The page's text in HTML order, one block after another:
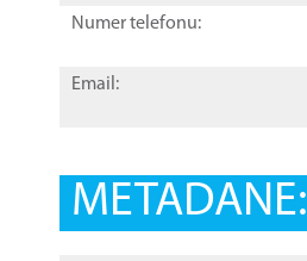
Numer telefonu:
Email:
METADANE: